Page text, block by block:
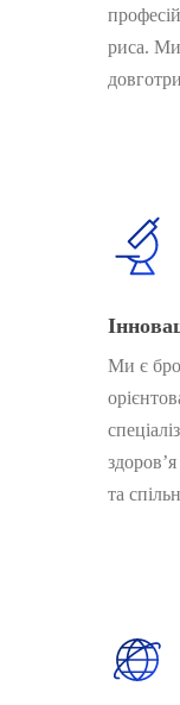
риса. Ми
Ми є
та